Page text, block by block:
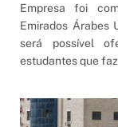
Empresa foi
Emirados Árabes
será possível
estudantes que